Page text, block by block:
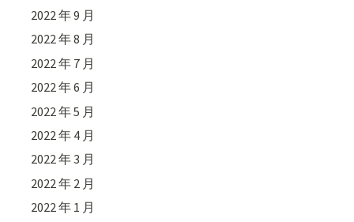
2022 年 9 月
2022 年 8 月
2022 年 7 月
2022 年 6 月
2022 年 5 月
2022 年 4 月
2022 年 3 月
2022 年 2 月
2022 年 1 月